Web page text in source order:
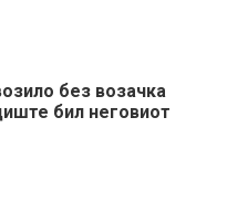
без возачка
бил неговиот